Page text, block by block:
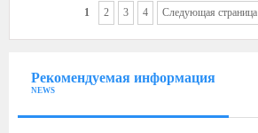
1 2 3 4 Следующая страница
Рекомендуемая информация
NEWS